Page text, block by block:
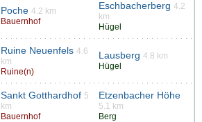
Poche 4.2 km
Bauernhof
Eschbacherberg 4.2
km
Hügel
Ruine Neuenfels 4.6
km
Ruine(n)
Lausberg 4.8 km
Hügel
Sankt Gotthardhof 5
km
Bauernhof
Etzenbacher Höhe
5.1 km
Berg